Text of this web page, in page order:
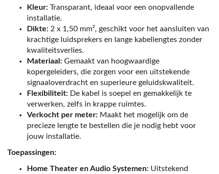
Kleur: Transparant, ideaal voor een onopvallende
installatie.
Dikte: 2 x 1,50 mm², geschikt voor het aansluiten van
krachtige luidsprekers en lange kabellengtes zonder
kwaliteitsverlies.
Materiaal: Gemaakt van hoogwaardige
kopergeleiders, die zorgen voor een uitstekende
signaaloverdracht en superieure geluidskwaliteit.
Flexibiliteit: De kabel is soepel en gemakkelijk te
verwerken, zelfs in krappe ruimtes.
Verkocht per meter: Maakt het mogelijk om de
precieze lengte te bestellen die je nodig hebt voor
jouw installatie.
Toepassingen:
Home Theater en Audio Systemen: Uitstekend